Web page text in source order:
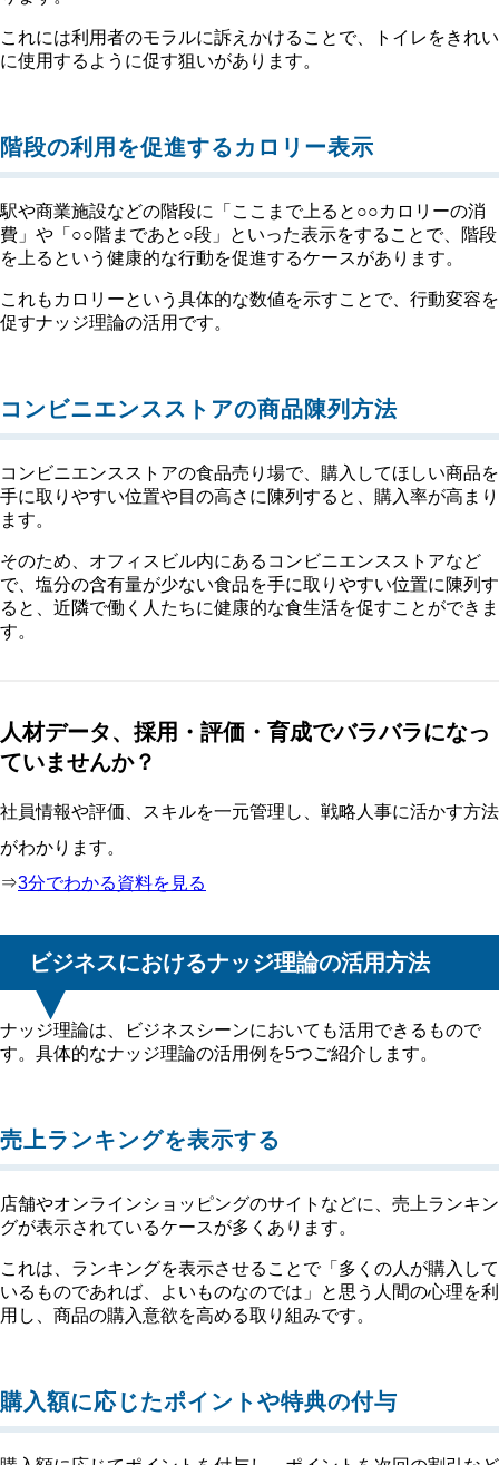
これには利用者のモラルに訴えかけることで、トイレをきれい
に使用するように促す狙いがあります。
階段の利用を促進するカロリー表示
駅や商業施設などの階段に「ここまで上ると○○カロリーの消
費」や「○○階まであと○段」といった表示をすることで、階段
を上るという健康的な行動を促進するケースがあります。
これもカロリーという具体的な数値を示すことで、行動変容を
促すナッジ理論の活用です。
コンビニエンスストアの商品陳列方法
コンビニエンスストアの食品売り場で、購入してほしい商品を
手に取りやすい位置や目の高さに陳列すると、購入率が高まり
ます。
そのため、オフィスビル内にあるコンビニエンスストアなど
で、塩分の含有量が少ない食品を手に取りやすい位置に陳列す
ると、近隣で働く人たちに健康的な食生活を促すことができま
す。
人材データ、採用・評価・育成でバラバラになっ
ていませんか？
社員情報や評価、スキルを一元管理し、戦略人事に活かす方法
がわかります。
⇒3分でわかる資料を見る
ビジネスにおけるナッジ理論の活用方法
ナッジ理論は、ビジネスシーンにおいても活用できるもので
す。具体的なナッジ理論の活用例を5つご紹介します。
売上ランキングを表示する
店舗やオンラインショッピングのサイトなどに、売上ランキン
グが表示されているケースが多くあります。
これは、ランキングを表示させることで「多くの人が購入して
いるものであれば、よいものなのでは」と思う人間の心理を利
用し、商品の購入意欲を高める取り組みです。
購入額に応じたポイントや特典の付与